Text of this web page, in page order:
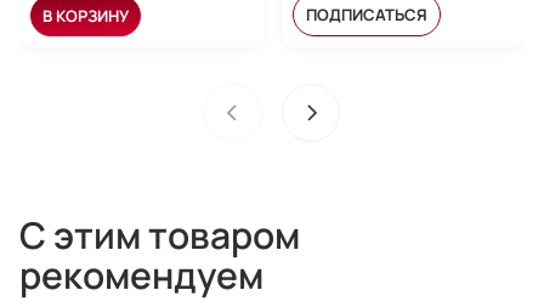
В КОРЗИНУ ПОДПИСАТЬСЯ
С этим товаром
рекомендуем